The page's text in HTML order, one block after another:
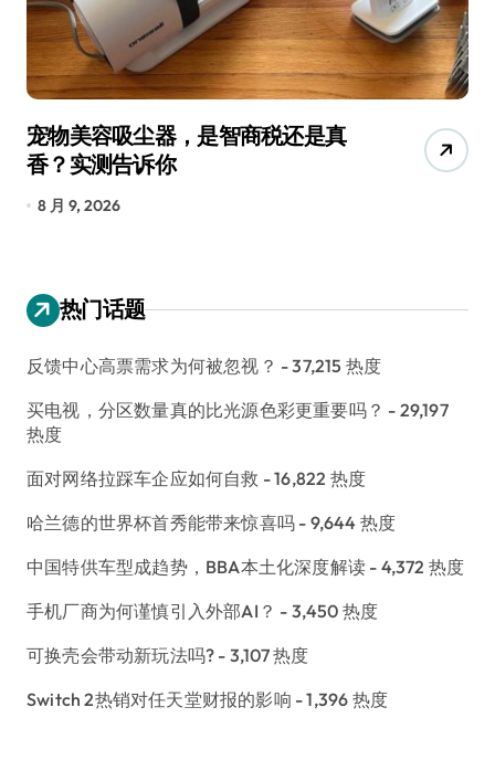
宠物美容吸尘器，是智商税还是真
香？实测告诉你
8 月 9, 2026
热门话题
反馈中心高票需求为何被忽视？ - 37,215 热度
买电视，分区数量真的比光源色彩更重要吗？ - 29,197
热度
面对网络拉踩车企应如何自救 - 16,822 热度
哈兰德的世界杯首秀能带来惊喜吗 - 9,644 热度
中国特供车型成趋势，BBA本土化深度解读 - 4,372 热度
手机厂商为何谨慎引入外部AI？ - 3,450 热度
可换壳会带动新玩法吗? - 3,107 热度
Switch 2热销对任天堂财报的影响 - 1,396 热度